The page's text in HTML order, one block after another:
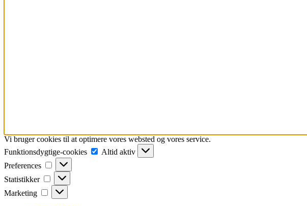
Vi bruger cookies til at optimere vores websted og vores service.
Funktionsdygtige-cookies
Funktionsdygtige-
cookies
Altid aktiv
Preferences
Preferences
Statistikker Statistikker
Marketing Marketing